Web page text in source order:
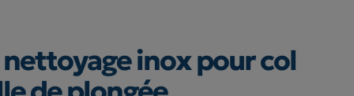
nettoyage inox pour col